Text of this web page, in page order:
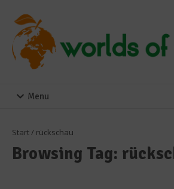
Menu
Start/ rückschau
Browsing Tag: